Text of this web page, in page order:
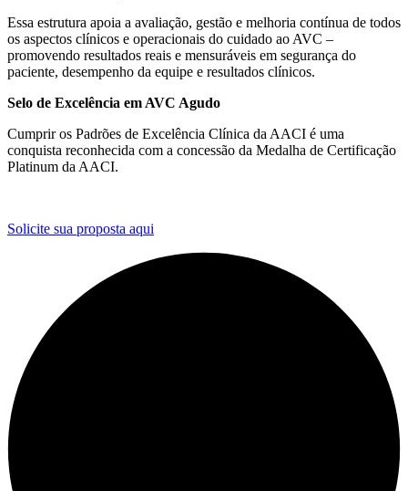
Essa estrutura apoia a avaliação, gestão e melhoria contínua de todos
os aspectos clínicos e operacionais do cuidado ao AVC –
promovendo resultados reais e mensuráveis em segurança do
paciente, desempenho da equipe e resultados clínicos.
Selo de Excelência em AVC Agudo
Cumprir os Padrões de Excelência Clínica da AACI é uma
conquista reconhecida com a concessão da Medalha de Certificação
Platinum da AACI.
Solicite sua proposta aqui